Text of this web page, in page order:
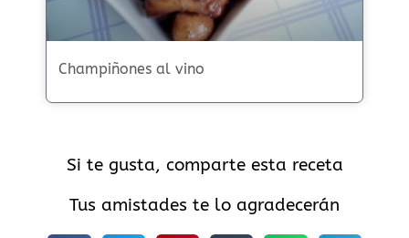
Champiñones al vino
Si te gusta, comparte esta receta
Tus amistades te lo agradecerán